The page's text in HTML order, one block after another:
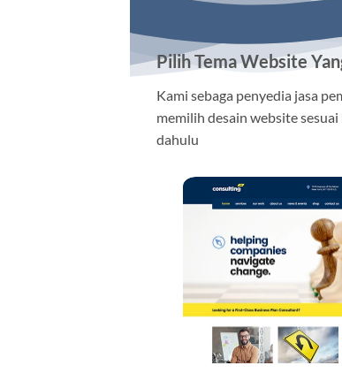
Pilih Tema Website
Kami sebaga penyedia jasa
memilih desain website
dahulu